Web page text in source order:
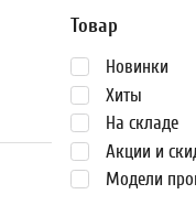
Товар
Новинки
Хиты
На складе
Акции и
Модели